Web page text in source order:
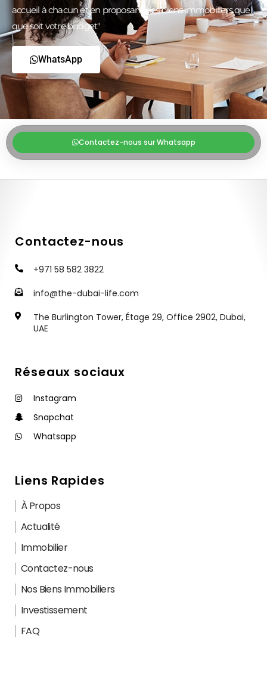
accueil à chacun et en proposant des biens immobiliers quel
que soit votre budget"
WhatsApp
Contactez-nous sur Whatsapp
Contactez-nous
+971 58 582 3822
info@the-dubai-life.com
The Burlington Tower, Étage 29, Office 2902, Dubai,
UAE
Réseaux sociaux
Instagram
Snapchat
Whatsapp
Liens Rapides
À Propos
Actualité
Immobilier
Contactez-nous
Nos Biens Immobiliers
Investissement
FAQ